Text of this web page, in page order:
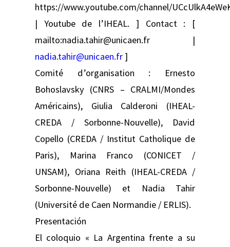
https://www.youtube.com/channel/
| Youtube de l’IHEAL. ] Contact : [
mailto:nadia.tahir@unicaen.fr |
nadia.tahir@unicaen.fr]
Comité d’organisation : Ernesto
Bohoslavsky (CNRS – CRALMI/Mondes
Américains), Giulia Calderoni (IHEAL-
CREDA / Sorbonne-Nouvelle), David
Copello (CREDA / Institut Catholique de
Paris), Marina Franco (CONICET /
UNSAM), Oriana Reith (IHEAL-CREDA /
Sorbonne-Nouvelle) et Nadia Tahir
(Université de Caen Normandie / ERLIS).
Presentación
El coloquio « La Argentina frente a su